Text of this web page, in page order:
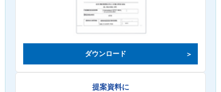
ダウンロード
提案資料に